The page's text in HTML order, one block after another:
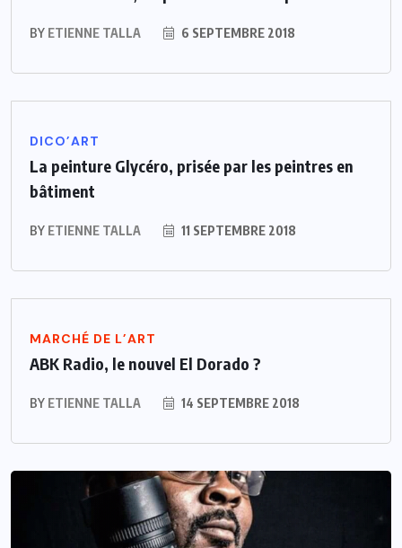
BY ETIENNE TALLA 6 SEPTEMBRE 2018
DICO’ART
La peinture Glycéro, prisée par les peintres en
bâtiment
BY ETIENNE TALLA 11 SEPTEMBRE 2018
MARCHÉ DE L’ART
ABK Radio, le nouvel El Dorado ?
BY ETIENNE TALLA 14 SEPTEMBRE 2018